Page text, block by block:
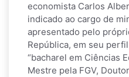
economista Carlos
indicado ao cargo de
apresentado pelo
República, em seu
“bacharel em Ciências
Mestre pela FGV,